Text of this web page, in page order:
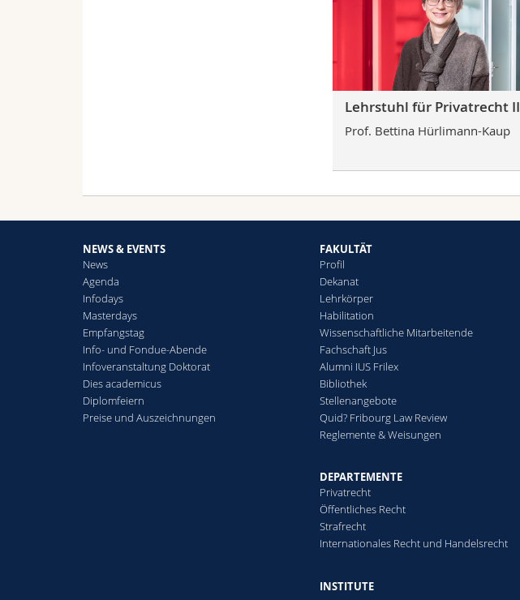
Lehrstuhl für Privatrecht II
Prof. Bettina Hürlimann-Kaup
NEWS & EVENTS
News
Agenda
Infodays
Masterdays
Empfangstag
Info- und Fondue-Abende
Infoveranstaltung Doktorat
Dies academicus
Diplomfeiern
Preise und Auszeichnungen
FAKULTÄT
Profil
Dekanat
Lehrkörper
Habilitation
Wissenschaftliche Mitarbeitende
Fachschaft Jus
Alumni IUS Frilex
Bibliothek
Stellenangebote
Quid? Fribourg Law Review
Reglemente & Weisungen
DEPARTEMENTE
Privatrecht
Öffentliches Recht
Strafrecht
Internationales Recht und Handelsrecht
INSTITUTE